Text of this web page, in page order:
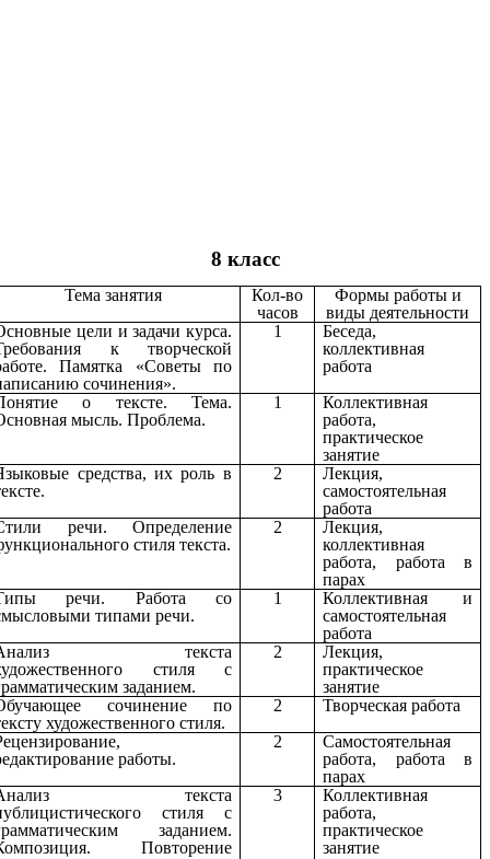
8 класс
Тема занятия
Кол-во
часов
Формы работы и
виды деятельности
цели и задачи курса.
к творческой
Памятка «Советы по
сочинения».
1
Беседа,
коллективная
работа
о тексте. Тема.
мысль. Проблема.
1
Коллективная
работа,
практическое
занятие
средства, их роль в
2
Лекция,
самостоятельная
работа
речи. Определение
стиля текста.
2
Лекция,
коллективная
работа, работа в
парах
речи. Работа со
типами речи.
1
Коллективная и
самостоятельная
работа
текста
стиля с
заданием.
2
Лекция,
практическое
занятие
сочинение по
художественного стиля.
2
Творческая работа
работы.
2
Самостоятельная
работа, работа в
парах
текста
стиля с
заданием.
Повторение
3
Коллективная
работа,
практическое
занятие